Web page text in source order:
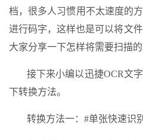
档，很多人习惯用不太速度的
进行码字，这样也是可以将文
大家分享一下怎样将需要扫描的
接下来小编以迅捷OCR文
下转换方法。
转换方法一：#单张快速识